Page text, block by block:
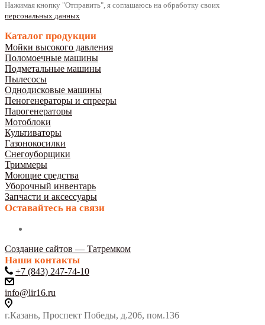
Нажимая кнопку "Отправить", я соглашаюсь на обработку своих
персональных данных
Каталог продукции
Мойки высокого давления
Поломоечные машины
Подметальные машины
Пылесосы
Однодисковые машины
Пеногенераторы и спрееры
Парогенераторы
Мотоблоки
Культиваторы
Газонокосилки
Снегоуборщики
Триммеры
Моющие средства
Уборочный инвентарь
Запчасти и аксессуары
Оставайтесь на связи
Создание сайтов — Татремком
Наши контакты
+7 (843) 247-74-10
info@lir16.ru
г.Казань, Проспект Победы, д.206, пом.136